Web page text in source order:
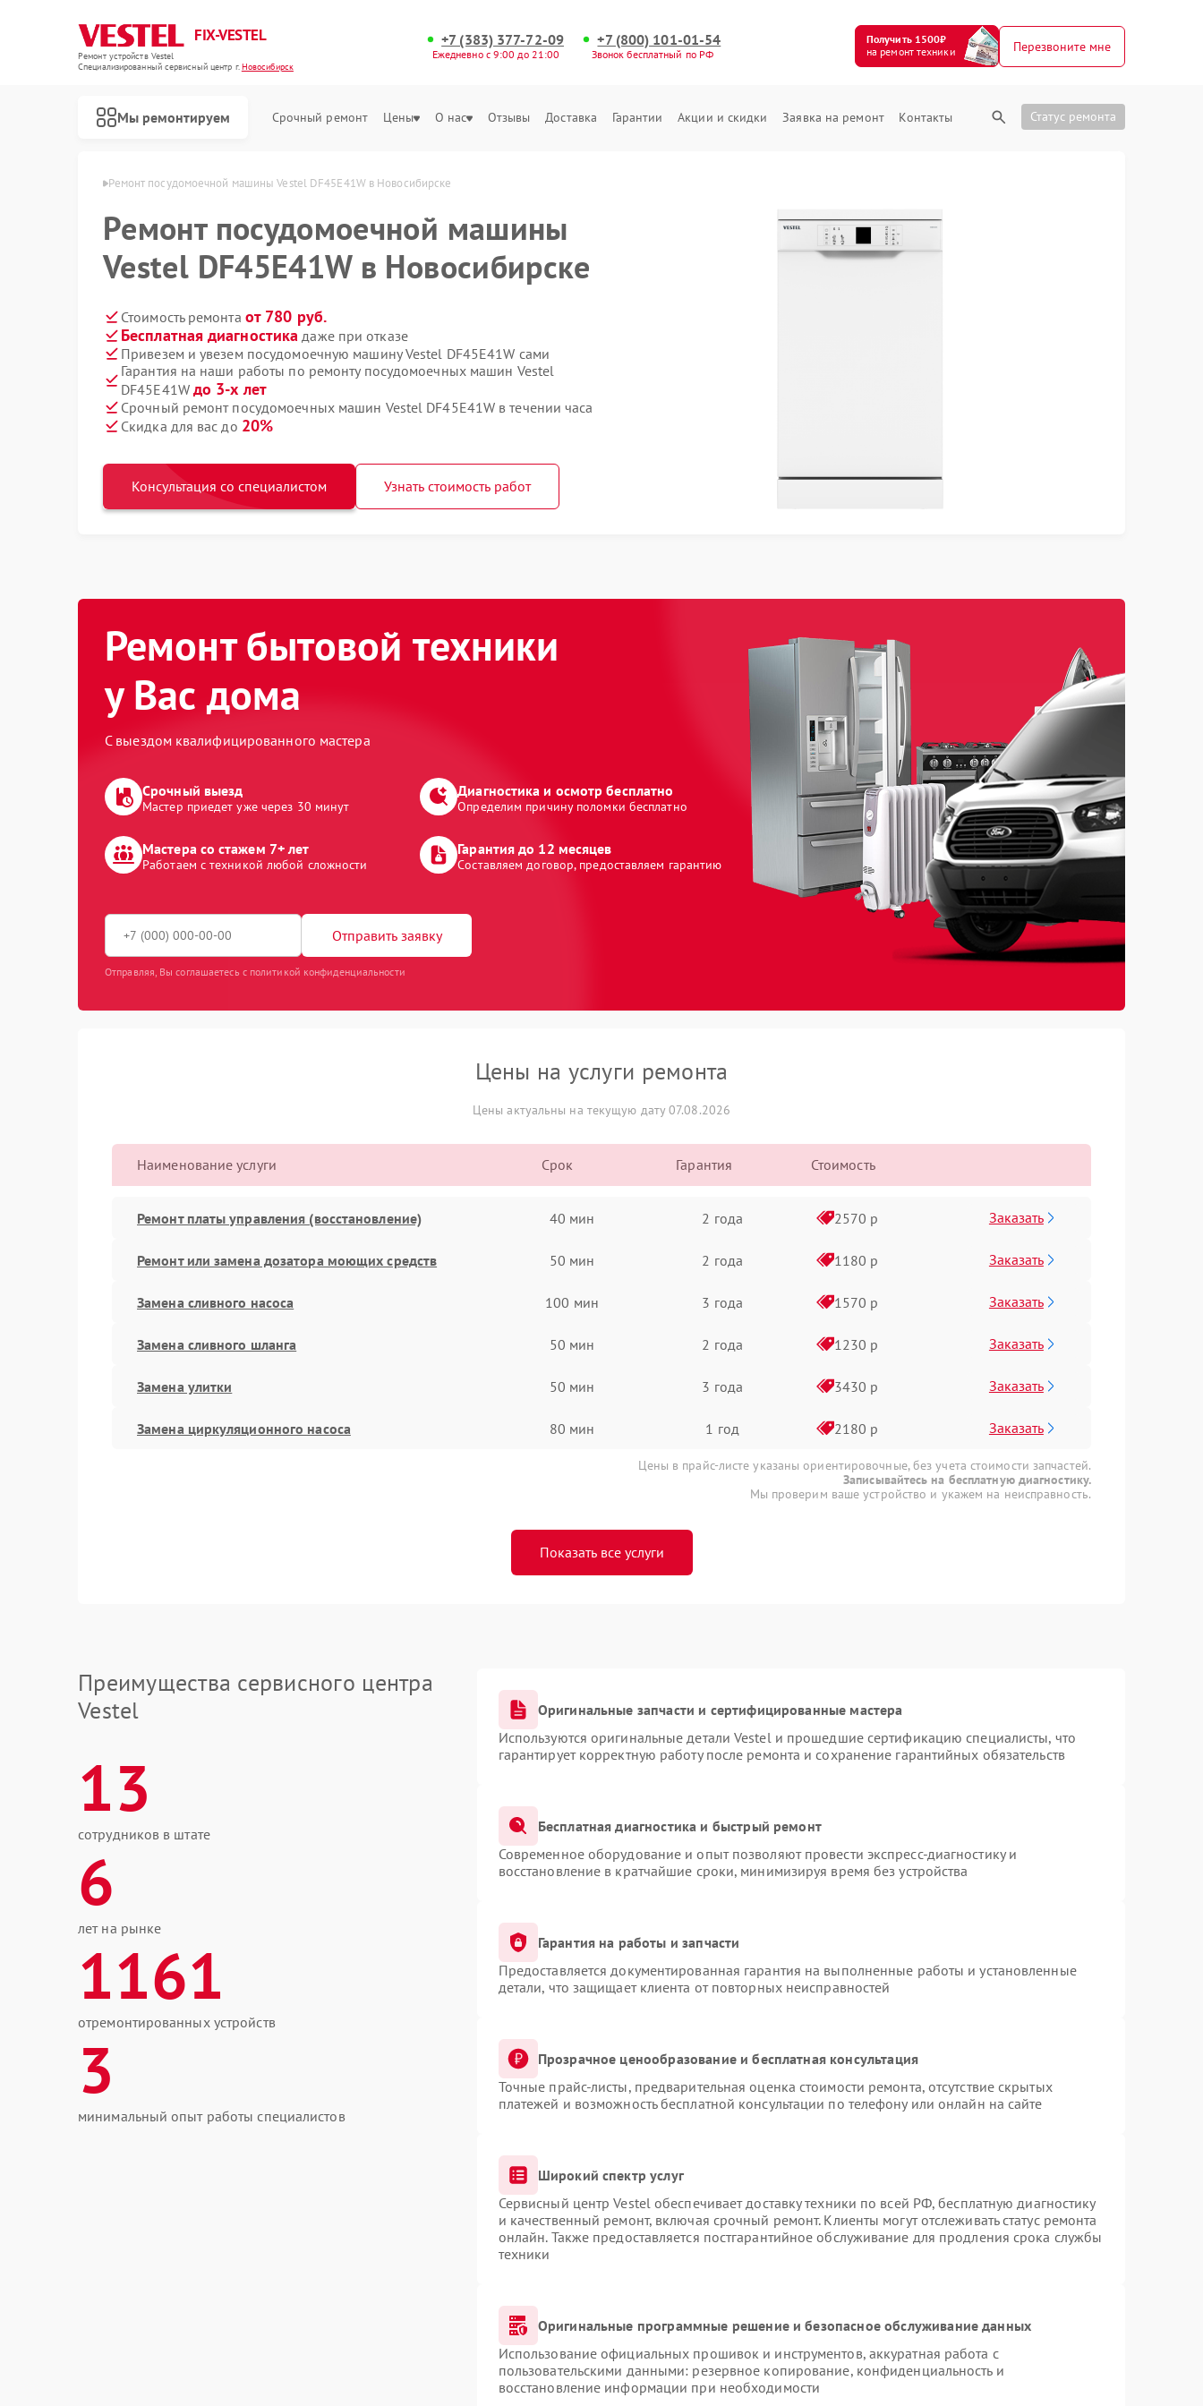
FIX-VESTEL
Ремонт устройств Vestel
Специализированный cервисный центр г.Новосибирск
+7 (383) 377-72-09
Ежедневно с 9:00 до 21:00
+7 (800) 101-01-54
Звонок бесплатный по РФ
Получить 1500₽
на ремонт техники
Перезвоните мне
Мы ремонтируем Срочный ремонт Цены О нас Отзывы Доставка Гарантии Акции и скидки Заявка на ремонт Контакты Статус ремонта
Ремонт посудомоечной машины Vestel DF45E41W в Новосибирске
Ремонт посудомоечной машины
Vestel DF45E41W в Новосибирске
Стоимость ремонта от 780 руб.
Бесплатная диагностика даже при отказе
Привезем и увезем посудомоечную машину Vestel DF45E41W сами
Гарантия на наши работы по ремонту посудомоечных машин Vestel
DF45E41W до 3-х лет
Срочный ремонт посудомоечных машин Vestel DF45E41W в течении часа
Скидка для вас до 20%
Консультация со специалистом Узнать стоимость работ
Ремонт бытовой техники
у Вас дома
С выездом квалифицированного мастера
Срочный выезд
Мастер приедет уже через 30 минут
Диагностика и осмотр бесплатно
Определим причину поломки бесплатно
Мастера со стажем 7+ лет
Работаем с техникой любой сложности
Гарантия до 12 месяцев
Составляем договор, предоставляем гарантию
Отправить заявку
Отправляя, Вы соглашаетесь с политикой конфиденциальности
Цены на услуги ремонта
Цены актуальны на текущую дату 07.08.2026
Наименование услуги Срок Гарантия Стоимость
Ремонт платы управления (восстановление) 40 мин 2 года 2570 р Заказать
Ремонт или замена дозатора моющих средств 50 мин 2 года 1180 р Заказать
Замена сливного насоса 100 мин 3 года 1570 р Заказать
Замена сливного шланга 50 мин 2 года 1230 р Заказать
Замена улитки 50 мин 3 года 3430 р Заказать
Замена циркуляционного насоса 80 мин 1 год 2180 р Заказать
Цены в прайс-листе указаны ориентировочные, без учета стоимости запчастей.
Записывайтесь на бесплатную диагностику.
Мы проверим ваше устройство и укажем на неисправность.
Показать все услуги
Преимущества сервисного центра
Vestel
13
сотрудников в штате
6
лет на рынке
1161
отремонтированных устройств
3
минимальный опыт работы специалистов
Оригинальные запчасти и сертифицированные мастера
Используются оригинальные детали Vestel и прошедшие сертификацию специалисты, что
гарантирует корректную работу после ремонта и сохранение гарантийных обязательств
Бесплатная диагностика и быстрый ремонт
Современное оборудование и опыт позволяют провести экспресс-диагностику и
восстановление в кратчайшие сроки, минимизируя время без устройства
Гарантия на работы и запчасти
Предоставляется документированная гарантия на выполненные работы и установленные
детали, что защищает клиента от повторных неисправностей
Прозрачное ценообразование и бесплатная консультация
Точные прайс-листы, предварительная оценка стоимости ремонта, отсутствие скрытых
платежей и возможность бесплатной консультации по телефону или онлайн на сайте
Широкий спектр услуг
Сервисный центр Vestel обеспечивает доставку техники по всей РФ, бесплатную диагностику
и качественный ремонт, включая срочный ремонт. Клиенты могут отслеживать статус ремонта
онлайн. Также предоставляется постгарантийное обслуживание для продления срока службы
техники
Оригинальные программные решение и безопасное обслуживание данных
Использование официальных прошивок и инструментов, аккуратная работа с
пользовательскими данными: резервное копирование, конфиденциальность и
восстановление информации при необходимости